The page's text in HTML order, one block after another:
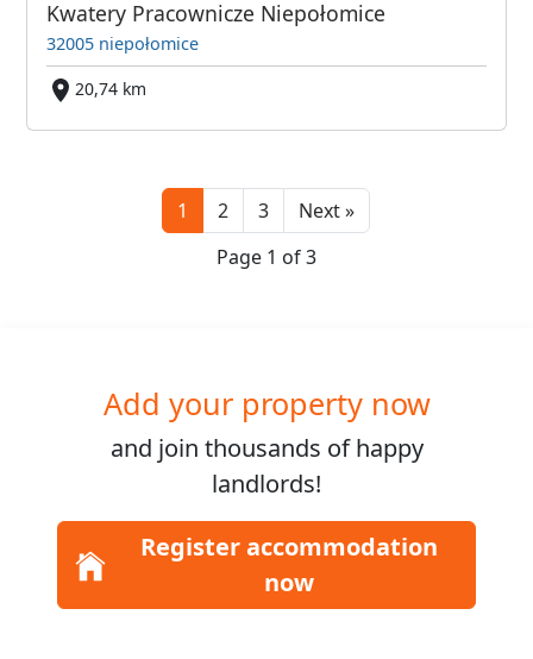
Kwatery Pracownicze Niepołomice
32005 niepołomice
20,74 km
1 2 3 Next »Next
Page 1 of 3
Add your property now
and join thousands of happy
landlords!
Register accommodation
now